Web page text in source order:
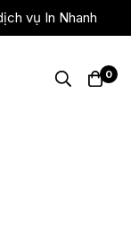
vụ In Nhanh
0